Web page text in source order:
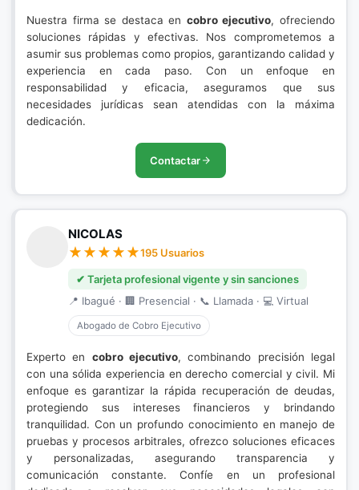
Nuestra firma se destaca en cobro ejecutivo, ofreciendo
soluciones rápidas y efectivas. Nos comprometemos a
asumir sus problemas como propios, garantizando calidad y
experiencia en cada paso. Con un enfoque en
responsabilidad y eficacia, aseguramos que sus
necesidades jurídicas sean atendidas con la máxima
dedicación.
Contactar
NICOLAS
195 Usuarios
✔ Tarjeta profesional vigente y sin sanciones
📍 Ibagué · 🏢 Presencial · 📞 Llamada · 💻 Virtual
Abogado de Cobro Ejecutivo
Experto en cobro ejecutivo, combinando precisión legal
con una sólida experiencia en derecho comercial y civil. Mi
enfoque es garantizar la rápida recuperación de deudas,
protegiendo sus intereses financieros y brindando
tranquilidad. Con un profundo conocimiento en manejo de
pruebas y procesos arbitrales, ofrezco soluciones eficaces
y personalizadas, asegurando transparencia y
comunicación constante. Confíe en un profesional